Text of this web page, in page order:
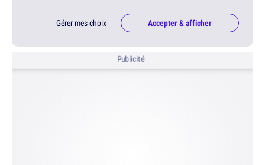
Gérer mes choix Accepter & afficher
Publicité